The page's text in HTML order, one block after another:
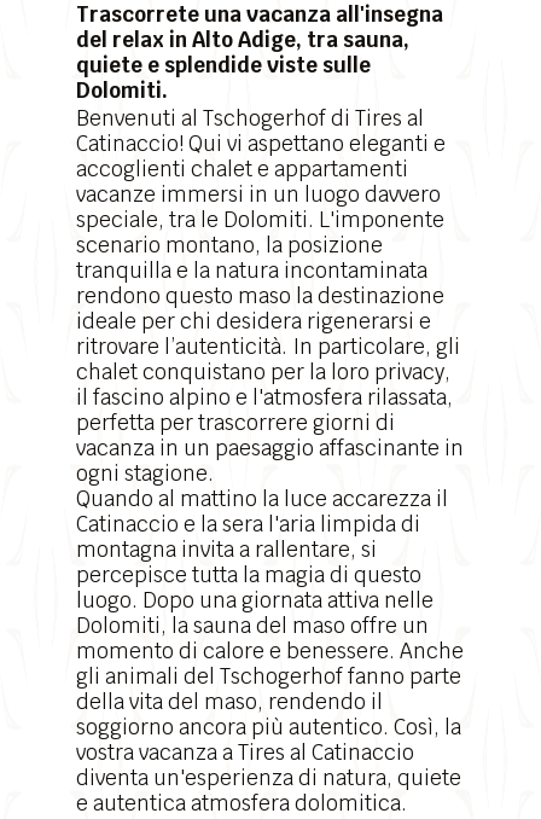
Trascorrete una vacanza all'insegna
del relax in Alto Adige, tra sauna,
quiete e splendide viste sulle
Dolomiti.
Benvenuti al Tschogerhof di Tires al
Catinaccio! Qui vi aspettano eleganti e
accoglienti chalet e appartamenti
vacanze immersi in un luogo davvero
speciale, tra le Dolomiti. L'imponente
scenario montano, la posizione
tranquilla e la natura incontaminata
rendono questo maso la destinazione
ideale per chi desidera rigenerarsi e
ritrovare l’autenticità. In particolare, gli
chalet conquistano per la loro privacy,
il fascino alpino e l'atmosfera rilassata,
perfetta per trascorrere giorni di
vacanza in un paesaggio affascinante in
ogni stagione.
Quando al mattino la luce accarezza il
Catinaccio e la sera l'aria limpida di
montagna invita a rallentare, si
percepisce tutta la magia di questo
luogo. Dopo una giornata attiva nelle
Dolomiti, la sauna del maso offre un
momento di calore e benessere. Anche
gli animali del Tschogerhof fanno parte
della vita del maso, rendendo il
soggiorno ancora più autentico. Così, la
vostra vacanza a Tires al Catinaccio
diventa un'esperienza di natura, quiete
e autentica atmosfera dolomitica.